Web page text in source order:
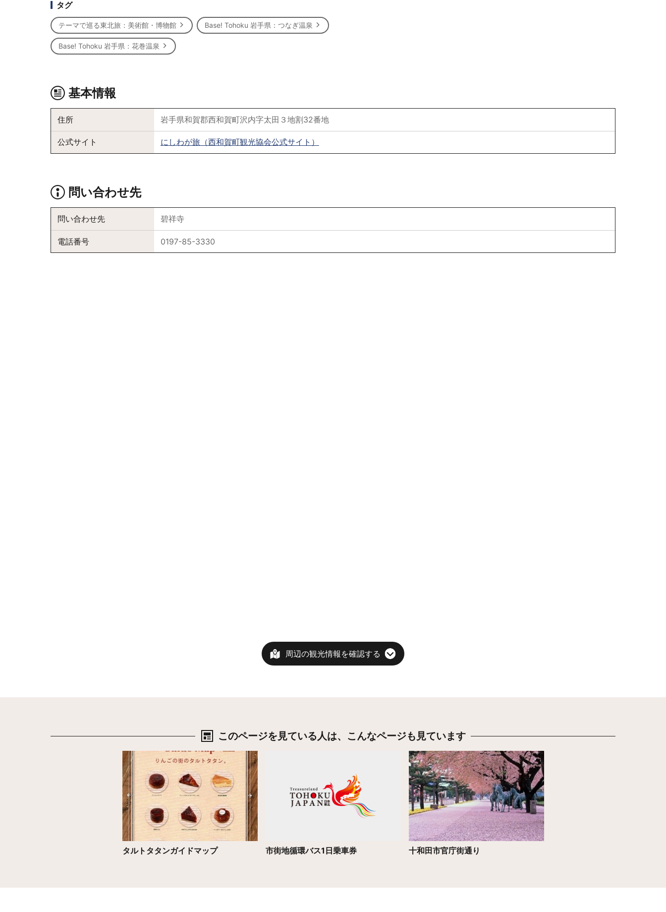
タグ
テーマで巡る東北旅：美術館・博物館 Base! Tohoku 岩手県：つなぎ温泉
Base! Tohoku 岩手県：花巻温泉
基本情報
住所 岩手県和賀郡西和賀町沢内字太田３地割32番地
公式サイト にしわが旅（西和賀町観光協会公式サイト）
問い合わせ先
問い合わせ先 碧祥寺
電話番号 0197-85-3330
周辺の観光情報を確認する
このページを見ている人は、 こんなページも見ています
タルトタタンガイドマップ
詳細はこちら
市街地循環バス1日乗車券 十和田市官庁街通り
詳細はこちら